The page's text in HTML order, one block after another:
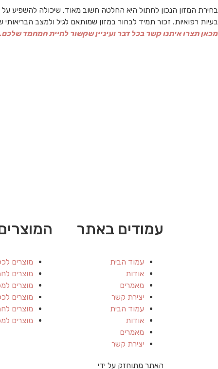
בחירת המזון הנכון לחתול היא החלטה חשוב מאוד, שיכולה להשפיע
בעיות רפואיות. זכור תמיד לבחור במזון שמותאם לגיל ולמצב
מכאן תצרו איתנו קשר בכל דבר ועיניין שקשור לחיית המחמד שלכם.
עמודים באתר
עמוד הבית
אודות
מאמרים
יצירת קשר
עמוד הבית
אודות
מאמרים
יצירת קשר
מוצרים
מוצרים
מוצרים
מוצרים
מוצרים
מוצרים
האתר מתוחזק על ידי